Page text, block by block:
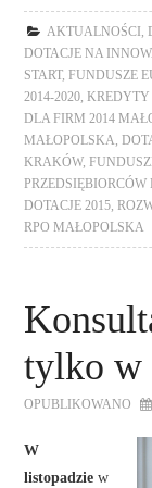
AKTUALNOŚCI ,
DOTACJE NA
START, FUNDUSZE
2014-2020,KREDYTY
DLA FIRM 2014
MAŁOPOLSKA,
KRAKÓW,
DOTACJE 2015,
RPO MAŁOPOLSKA
tylko w
OPUBLIKOWANO
W
listopadzie w